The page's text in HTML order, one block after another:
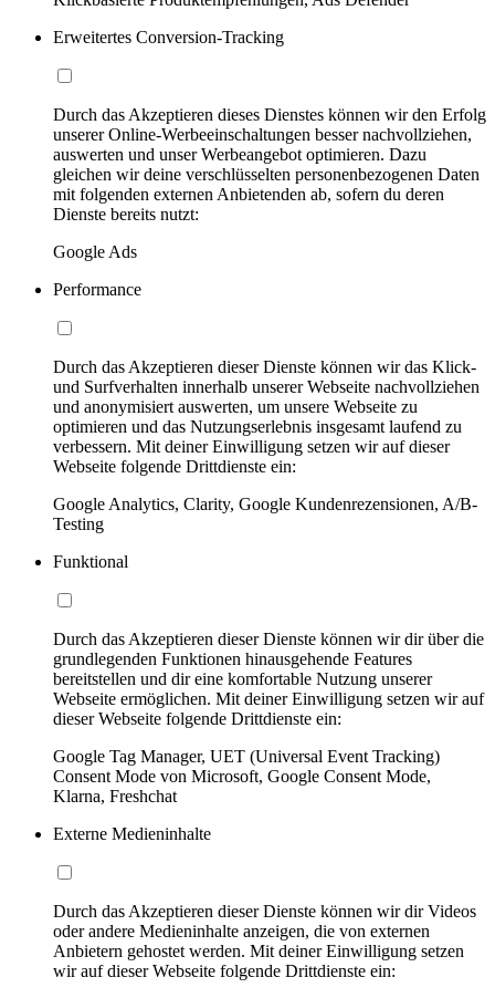
Erweitertes Conversion-Tracking
Durch das Akzeptieren dieses Dienstes können wir den Erfolg
unserer Online-Werbeeinschaltungen besser nachvollziehen,
auswerten und unser Werbeangebot optimieren. Dazu
gleichen wir deine verschlüsselten personenbezogenen Daten
mit folgenden externen Anbietenden ab, sofern du deren
Dienste bereits nutzt:
Google Ads
Performance
Durch das Akzeptieren dieser Dienste können wir das Klick-
und Surfverhalten innerhalb unserer Webseite nachvollziehen
und anonymisiert auswerten, um unsere Webseite zu
optimieren und das Nutzungserlebnis insgesamt laufend zu
verbessern. Mit deiner Einwilligung setzen wir auf dieser
Webseite folgende Drittdienste ein:
Google Analytics, Clarity, Google Kundenrezensionen, A/B-
Testing
Funktional
Durch das Akzeptieren dieser Dienste können wir dir über die
grundlegenden Funktionen hinausgehende Features
bereitstellen und dir eine komfortable Nutzung unserer
Webseite ermöglichen. Mit deiner Einwilligung setzen wir auf
dieser Webseite folgende Drittdienste ein:
Google Tag Manager, UET (Universal Event Tracking)
Consent Mode von Microsoft, Google Consent Mode,
Klarna, Freshchat
Externe Medieninhalte
Durch das Akzeptieren dieser Dienste können wir dir Videos
oder andere Medieninhalte anzeigen, die von externen
Anbietern gehostet werden. Mit deiner Einwilligung setzen
wir auf dieser Webseite folgende Drittdienste ein: